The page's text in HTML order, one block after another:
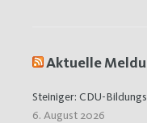
Aktuelle
Steiniger: CDU-
6. August 2026